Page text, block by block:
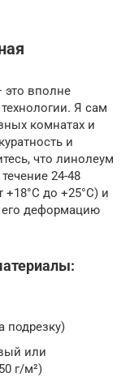
это вполне
Я сам
комнатах и
и
что линолеум
24-48
до +25°C) и
его деформацию
подрезку)
или
г/м²)